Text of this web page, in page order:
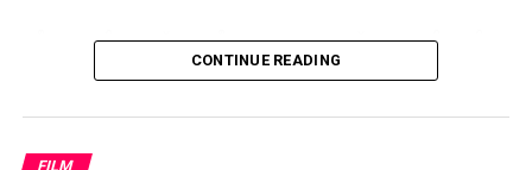
കീരവാണിയാണ് സംഗീതം ഒരുക്കുന്നത്. പുറത്തിറങ്ങിയ
മണിക്കൂറുകള്‍ക്കുള്ളില്‍ തന്നെ 5 മില്യണിലധികം
ട്രെന്‍ഡിങ് പട്ടികയില്‍ മുന്നിലാണ്. 130ണ്മ100 അടി
വലുപ്പത്തിലുള്ള പ്രത്യേക സ്‌ക്രീനില്‍ പ്രേക്ഷകര്‍ക്ക്
CONTINUE READING
FILM